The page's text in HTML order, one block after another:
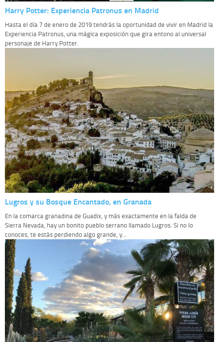
Harry Potter: Experiencia Patronus en Madrid
Hasta el día 7 de enero de 2019 tendrás la oportunidad de vivir en Madrid la
Experiencia Patronus, una mágica exposición que gira entono al universal
personaje de Harry Potter.
Lugros y su Bosque Encantado, en Granada
En la comarca granadina de Guadix, y más exactamente en la falda de
Sierra Nevada, hay un bonito pueblo serrano llamado Lugros. Si no lo
conoces, te estás perdiendo algo grande, y...